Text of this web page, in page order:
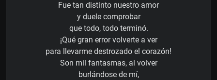
Fue tan distinto nuestro amor
y duele comprobar
que todo, todo terminó.
¡Qué gran error volverte a ver
para llevarme destrozado el corazón!
Son mil fantasmas, al volver
burlándose de mí,